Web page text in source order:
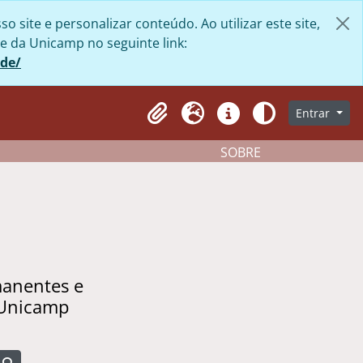
site e personalizar conteúdo. Ao utilizar este site,
da Unicamp no seguinte link:
Clipboard
Idioma AtalhosAparênciaEntrar
SOBRE
e